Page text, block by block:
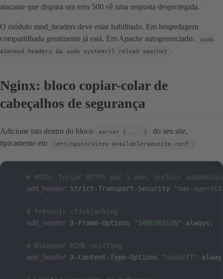
atacante que dispara um erro 500 vê uma resposta desprotegida.
O módulo mod_headers deve estar habilitado. Em hospedagem
compartilhada geralmente já está. Em Apache autogerenciado:
sudo
a2enmod headers && sudo systemctl reload apache2
.
Nginx: bloco copiar-colar de
cabeçalhos de segurança
Adicione isto dentro do bloco server { ... }
do seu site,
tipicamente em
/etc/nginx/sites-available/seusite.conf :
# HSTS: forçar HTTPS por 1 ano, incluir
add_header Strict-Transport-Security "max-
# Prevenir clickjacking
add_header X-Frame-Options "SAMEORIGIN" always ;
# Bloquear MIME-sniffing
add_header X-Content-Type-Options "nosniff"